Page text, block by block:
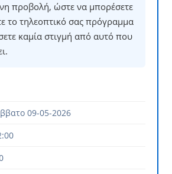
προβολή, ώστε να μπορέσετε
το τηλεοπτικό σας πρόγραμμα
καμία στιγμή από αυτό που
09-05-2026